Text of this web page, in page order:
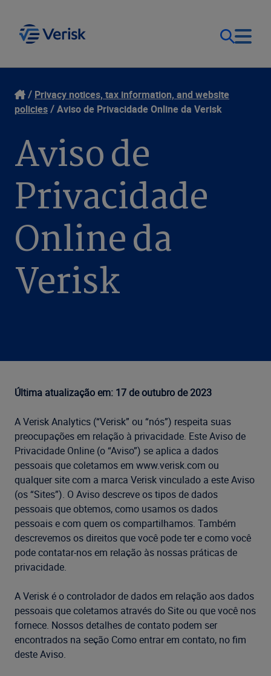
Our Focus
Resources
Company
Login
United States (EN)
Privacy notices, tax information, and website
policies
Aviso de Privacidade Online da Verisk
Aviso de
Privacidade
Online da
Verisk
Última atualização em: 17 de outubro de 2023
A Verisk Analytics (“Verisk” ou “nós”) respeita suas
preocupações em relação à privacidade. Este Aviso de
Privacidade Online (o “Aviso”) se aplica a dados
pessoais que coletamos em www.verisk.com ou
qualquer site com a marca Verisk vinculado a este Aviso
(os “Sites”). O Aviso descreve os tipos de dados
pessoais que obtemos, como usamos os dados
pessoais e com quem os compartilhamos. Também
descrevemos os direitos que você pode ter e como você
pode contatar-nos em relação às nossas práticas de
privacidade.
A Verisk é o controlador de dados em relação aos dados
pessoais que coletamos através do Site ou que você nos
fornece. Nossos detalhes de contato podem ser
encontrados na seção Como entrar em contato, no fim
deste Aviso.